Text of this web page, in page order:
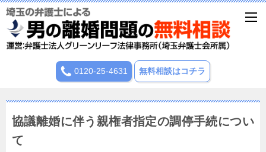
0120-25-4631 無料相談はコチラ
協議離婚に伴う親権者指定の調停手続につい
て